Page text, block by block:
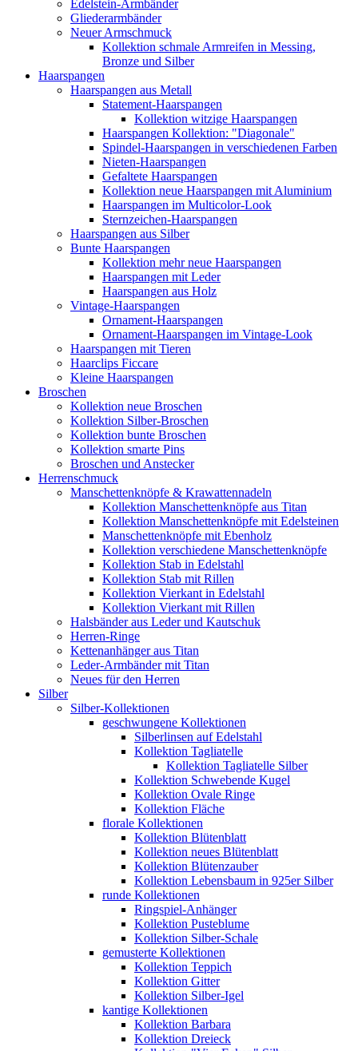
Edelstein-Armbänder
Gliederarmbänder
Neuer Armschmuck
Kollektion schmale Armreifen in Messing,
Bronze und Silber
Haarspangen
Haarspangen aus Metall
Statement-Haarspangen
Kollektion witzige Haarspangen
Haarspangen Kollektion: "Diagonale"
Spindel-Haarspangen in verschiedenen Farben
Nieten-Haarspangen
Gefaltete Haarspangen
Kollektion neue Haarspangen mit Aluminium
Haarspangen im Multicolor-Look
Sternzeichen-Haarspangen
Haarspangen aus Silber
Bunte Haarspangen
Kollektion mehr neue Haarspangen
Haarspangen mit Leder
Haarspangen aus Holz
Vintage-Haarspangen
Ornament-Haarspangen
Ornament-Haarspangen im Vintage-Look
Haarspangen mit Tieren
Haarclips Ficcare
Kleine Haarspangen
Broschen
Kollektion neue Broschen
Kollektion Silber-Broschen
Kollektion bunte Broschen
Kollektion smarte Pins
Broschen und Anstecker
Herrenschmuck
Manschettenknöpfe & Krawattennadeln
Kollektion Manschettenknöpfe aus Titan
Kollektion Manschettenknöpfe mit Edelsteinen
Manschettenknöpfe mit Ebenholz
Kollektion verschiedene Manschettenknöpfe
Kollektion Stab in Edelstahl
Kollektion Stab mit Rillen
Kollektion Vierkant in Edelstahl
Kollektion Vierkant mit Rillen
Halsbänder aus Leder und Kautschuk
Herren-Ringe
Kettenanhänger aus Titan
Leder-Armbänder mit Titan
Neues für den Herren
Silber
Silber-Kollektionen
geschwungene Kollektionen
Silberlinsen auf Edelstahl
Kollektion Tagliatelle
Kollektion Tagliatelle Silber
Kollektion Schwebende Kugel
Kollektion Ovale Ringe
Kollektion Fläche
florale Kollektionen
Kollektion Blütenblatt
Kollektion neues Blütenblatt
Kollektion Blütenzauber
Kollektion Lebensbaum in 925er Silber
runde Kollektionen
Ringspiel-Anhänger
Kollektion Pusteblume
Kollektion Silber-Schale
gemusterte Kollektionen
Kollektion Teppich
Kollektion Gitter
Kollektion Silber-Igel
kantige Kollektionen
Kollektion Barbara
Kollektion Dreieck